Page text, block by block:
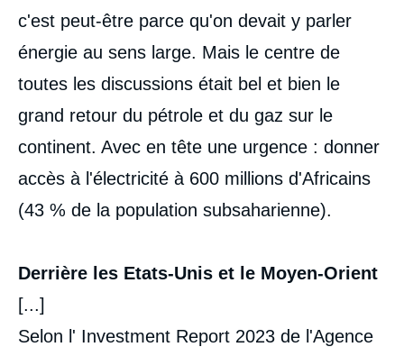
c'est peut-être parce qu'on devait y parler
énergie au sens large. Mais le centre de
toutes les discussions était bel et bien le
grand retour du pétrole et du gaz sur le
continent. Avec en tête une urgence : donner
accès à l'électricité à 600 millions d'Africains
(43 % de la population subsaharienne).
Derrière les Etats-Unis et le Moyen-Orient
[...]
Selon l' Investment Report 2023 de l'Agence